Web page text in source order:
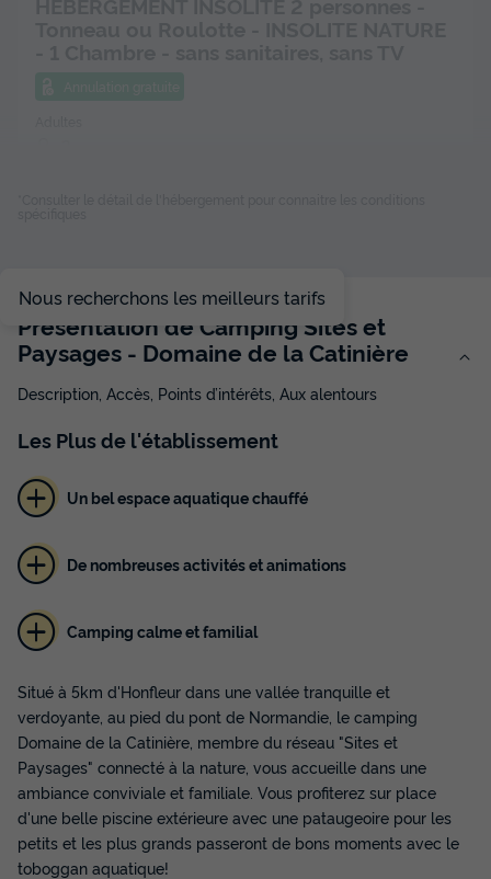
du18/09/2026au25/09/2026
Meilleur prix pour 7 nuits
302,50 €
MOBILHOME 2 personnes - Mobil-Home -
CONFORT - 1 Chambre - TV - Terrasse
semi-couverte
Annulation gratuite
Surface
24m²
Adultes
2
Chambres
1
Salle de bain
1
Terrasse semi-couverte
Nous recherchons les meilleurs tarifs
Présentation de Camping Sites et
Paysages - Domaine de la Catinière
Description, Accès, Points d’intérêts, Aux alentours
Les Plusde l'établissement
Un bel espace aquatique chauffé
De nombreuses activités et animations
Camping calme et familial
Situé à 5km d'Honfleur dans une vallée tranquille et
verdoyante, au pied du pont de Normandie, le camping
Domaine de la Catinière, membre du réseau "Sites et
Paysages" connecté à la nature, vous accueille dans une
ambiance conviviale et familiale. Vous profiterez sur place
d'une belle piscine extérieure avec une pataugeoire pour les
petits et les plus grands passeront de bons moments avec le
toboggan aquatique!